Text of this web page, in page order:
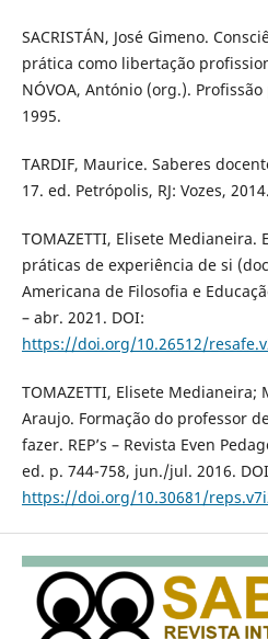
SACRISTÁN, José Gimeno.
prática como libertação
NÓVOA, António (org.).
1995.
TARDIF, Maurice. Saberes
17. ed. Petrópolis, RJ: Vozes, 2014.
TOMAZETTI, Elisete Medianeira.
práticas de experiência de si
Americana de Filosofia e
– abr. 2021. DOI:
https://doi.org/10.26512/
TOMAZETTI, Elisete Medianeira;
Araujo. Formação do professor
fazer. REP’s – Revista Even
ed. p. 744-758, jun./jul. 2016.
https://doi.org/10.30681/